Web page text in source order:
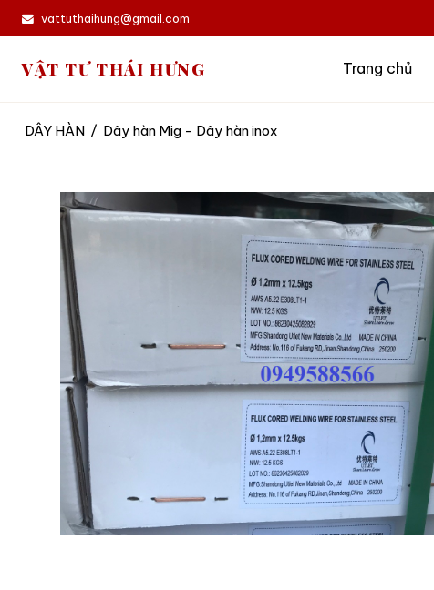
vattuthaihung@gmail.com
VẬT TƯ THÁI HƯNG Trang chủ
DÂY HÀN / Dây hàn Mig - Dây hàn inox